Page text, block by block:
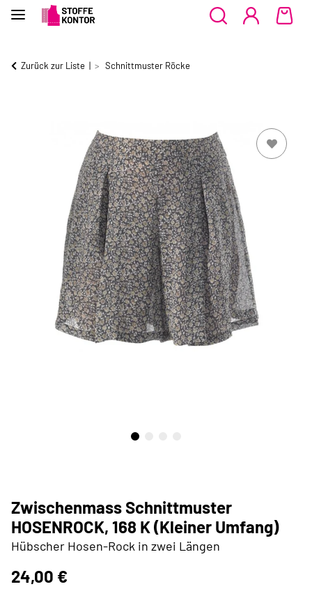
Zurück zur Liste Schnittmuster Röcke
Zwischenmass Schnittmuster
HOSENROCK, 168 K (Kleiner Umfang)
Hübscher Hosen-Rock in zwei Längen
24,00 €